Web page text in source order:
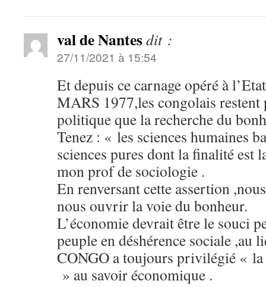
val de Nantesdit :
27/11/2021 à 15:54
Et depuis ce carnage opéré à
MARS 1977,les congolais
politique que la recherche du
Tenez : « les sciences humaines
sciences pures dont la finalité
mon prof de sociologie .
En renversant cette assertion
nous ouvrir la voie du bonheur.
L’économie devrait être le souci
peuple en déshérence sociale ,au
CONGO a toujours privilégié «
» au savoir économique .